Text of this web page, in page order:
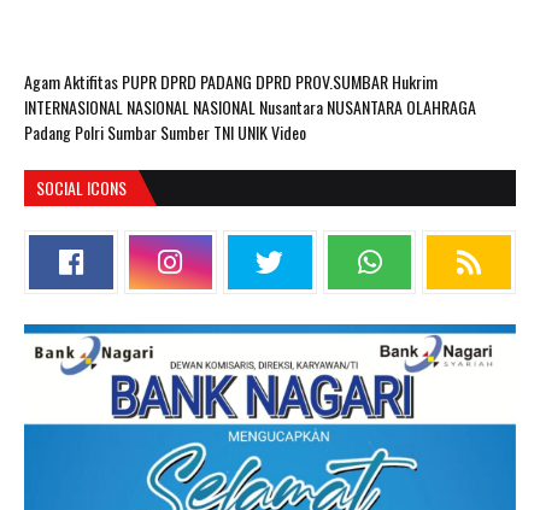
AgamAktifitas PUPRDPRD PADANG DPRD PROV.SUMBARHukrim
INTERNASIONAL NASIONAL NASIONAL NusantaraNUSANTARAOLAHRAGA
PadangPolriSumbarSumberTNIUNIKVideo
SOCIAL ICONS